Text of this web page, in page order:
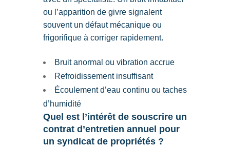
ou l’apparition de givre signalent
souvent un défaut mécanique ou
frigorifique à corriger rapidement.
Bruit anormal ou vibration accrue
Refroidissement insuffisant
Écoulement d’eau continu ou taches
d’humidité
Quel est l’intérêt de souscrire un
contrat d’entretien annuel pour
un syndicat de propriétés ?